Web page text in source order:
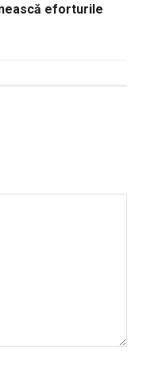
eforturile